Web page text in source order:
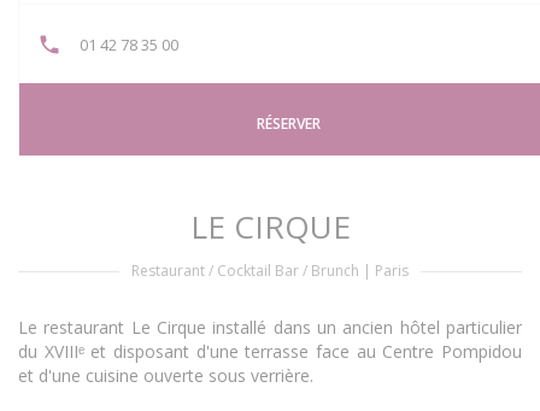
01 42 78 35 00
RÉSERVER
LE CIRQUE
Restaurant / Cocktail Bar / Brunch | Paris
Le restaurant Le Cirque installé dans un ancien hôtel particulier
du XVIIIᵉ et disposant d'une terrasse face au Centre Pompidou
et d'une cuisine ouverte sous verrière.